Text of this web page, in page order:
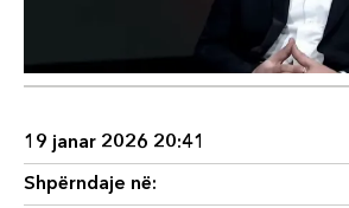
19 janar 2026 20:41
Shpërndaje në: